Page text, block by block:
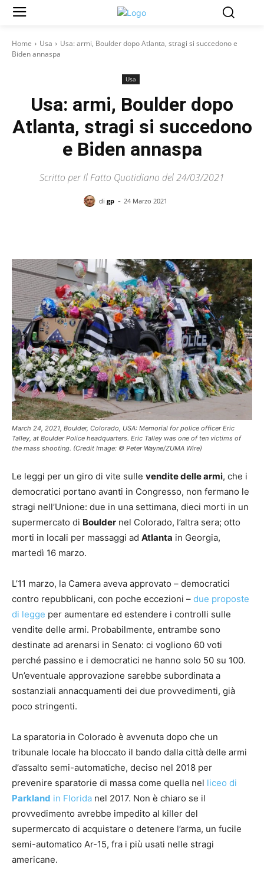
Home Usa
Usa: armi, Boulder dopo Atlanta, stragi si succedono e
Biden annaspa
Usa
Usa: armi, Boulder dopo
Atlanta, stragi si succedono
e Biden annaspa
Scritto per Il Fatto Quotidiano del 24/03/2021
di gp - 24 Marzo 2021
March 24, 2021, Boulder, Colorado, USA: Memorial for police officer Eric
Talley, at Boulder Police headquarters. Eric Talley was one of ten victims of
the mass shooting. (Credit Image: © Peter Wayne/ZUMA Wire)
Le leggi per un giro di vite sulle vendite delle armi, che i
democratici portano avanti in Congresso, non fermano le
stragi nell’Unione: due in una settimana, dieci morti in un
supermercato di Boulder nel Colorado, l’altra sera; otto
morti in locali per massaggi ad Atlanta in Georgia,
martedì 16 marzo.
L’11 marzo, la Camera aveva approvato – democratici
contro repubblicani, con poche eccezioni – due proposte
di legge per aumentare ed estendere i controlli sulle
vendite delle armi. Probabilmente, entrambe sono
destinate ad arenarsi in Senato: ci vogliono 60 voti
perché passino e i democratici ne hanno solo 50 su 100.
Un’eventuale approvazione sarebbe subordinata a
sostanziali annacquamenti dei due provvedimenti, già
poco stringenti.
La sparatoria in Colorado è avvenuta dopo che un
tribunale locale ha bloccato il bando dalla città delle armi
d’assalto semi-automatiche, deciso nel 2018 per
prevenire sparatorie di massa come quella nel liceo di
Parkland in Florida nel 2017. Non è chiaro se il
provvedimento avrebbe impedito al killer del
supermercato di acquistare o detenere l’arma, un fucile
semi-automatico Ar-15, fra i più usati nelle stragi
americane.